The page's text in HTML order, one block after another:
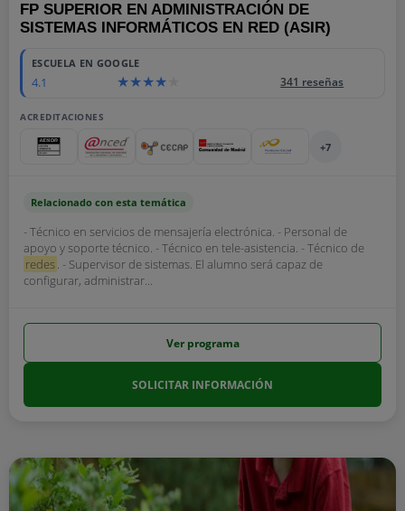
FP SUPERIOR EN ADMINISTRACIÓN DE
SISTEMAS INFORMÁTICOS EN RED (ASIR)
ESCUELA EN GOOGLE
4.1 341 reseñas
ACREDITACIONES
+7
Relacionado con esta temática
- Técnico en servicios de mensajería electrónica. - Personal de
apoyo y soporte técnico. - Técnico en tele-asistencia. - Técnico de
redes. - Supervisor de sistemas. El alumno será capaz de
configurar, administrar...
Ver programa
SOLICITAR INFORMACIÓN